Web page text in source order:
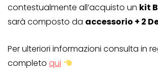
contestualmente all’acquisto un kit
sarà composto da accessorio + 2
Per ulteriori informazioni consulta in
completo qui